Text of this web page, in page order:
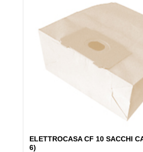
ELETTROCASA CF 10 SACCHI
6)